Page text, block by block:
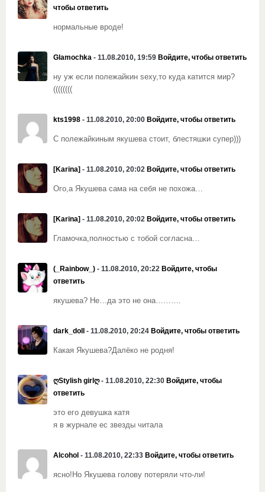
чтобы ответить
нормальные вроде!
Glamochka - 11.08.2010, 19:59 Войдите, чтобы ответить
ну уж если полежайкин sexy,то куда катится мир?
((((((((
kts1998 - 11.08.2010, 20:00 Войдите, чтобы ответить
С полежайкиным якушева стоит, блестяшки супер)))
[Karina] - 11.08.2010, 20:02 Войдите, чтобы ответить
Ого,а Якушева сама на себя не похожа…
[Karina] - 11.08.2010, 20:02 Войдите, чтобы ответить
Гламочка,полностью с тобой согласна…
(_Rainbow_) - 11.08.2010, 20:22 Войдите, чтобы
ответить
якушева? Не…да это не она……….
dark_doll - 11.08.2010, 20:24 Войдите, чтобы ответить
Какая Якушева?Далёко не родня!
ღStylish girlღ- 11.08.2010, 22:30 Войдите, чтобы
ответить
это его девушка катя
я в журнале ес звезды читала
Alcohol - 11.08.2010, 22:33 Войдите, чтобы ответить
ясно!Но Якушева голову потеряли что-ли!